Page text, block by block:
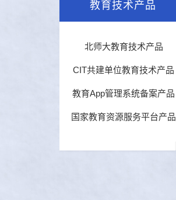
教育技术产品
北师大教育技术产品
CIT共建单位教育技术产品
教育App管理系统备案产品
国家教育资源服务平台产品